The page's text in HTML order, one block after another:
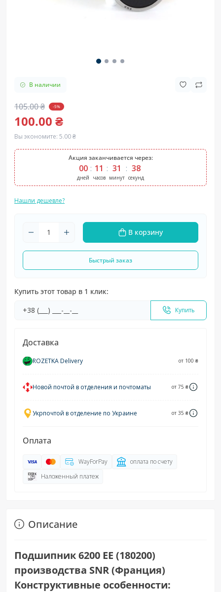
В наличии
105.00 ₴ -5%
100.00 ₴
Вы экономите: 5.00 ₴
Акция заканчивается через:
00
дней
11
часов
31
минут
38
секунд
Нашли дешевле?
В корзину
Быстрый заказ
Купить этот товар в 1 клик:
Купить
Доставка
ROZETKA Delivery от 100 ₴
Новой почтой в отделения и почтоматы от 75 ₴
Укрпочтой в отделение по Украине от 35 ₴
Оплата
WayForPay
оплата по счету
Наложенный платеж
Описание
Подшипник 6200 EE (180200)
производства SNR (Франция)
Конструктивные особенности: